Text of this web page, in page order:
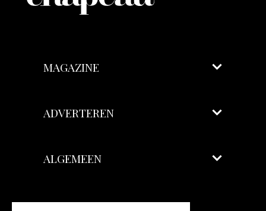
MAGAZINE
ADVERTEREN
ALGEMEEN